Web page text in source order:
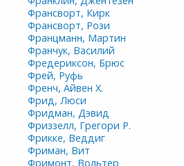
Франсворт, Кирк
Франсворт, Рози
Францманн, Мартин
Франчук, Василий
Фредериксон, Брюс
Фрей, Руфь
Френч, Айвен Х.
Фрид, Люси
Фридман, Дэвид
Фриззелл, Грегори Р.
Фрикке, Веддиг
Фриман, Вит
Фримонт, Вольтер